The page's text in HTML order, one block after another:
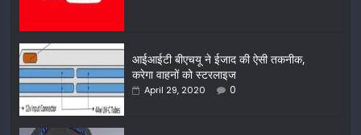
आईआईटी बीएचयू ने ईजाद की ऐसी तकनीक,
करेगा वाहनों को स्टरलाइज
April 29, 2020 0